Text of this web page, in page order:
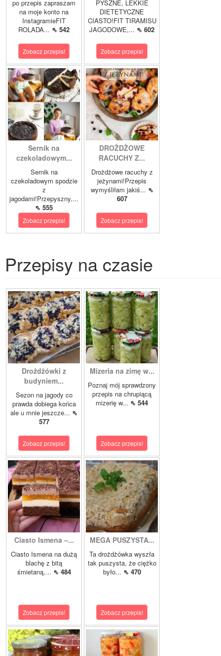
po przepis zapraszam
na moje konto na
InstagramieFIT
ROLADA... ⇖ 542
Zobacz przepis!
PYSZNE, LEKKIE
DIETETYCZNE
CIASTO!FIT TIRAMISU
JAGODOWE,... ⇖ 602
Zobacz przepis!
Sernik na
czekoladowym...
Sernik na
czekoladowym spodzie
z
jagodami!Przepyszny,...
⇖ 555
Zobacz przepis!
DROŻDŻOWE
RACUCHY Z...
Drożdżowe racuchy z
jeżynami!Przepis
wymyśliłam jakiś... ⇖
607
Zobacz przepis!
Przepisy na czasie
Drożdżówki z
budyniem...
Sezon na jagody co
prawda dobiega końca
ale u mnie jeszcze... ⇖
577
Zobacz przepis!
Mizeria na zimę w...
Poznaj mój sprawdzony
przepis na chrupiącą
mizerię w... ⇖ 544
Zobacz przepis!
Ciasto Ismena –...
Ciasto Ismena na dużą
blachę z bitą
śmietaną,... ⇖ 484
Zobacz przepis!
MEGA PUSZYSTA...
Ta drożdżówka wyszła
tak puszysta, że ciężko
było... ⇖ 470
Zobacz przepis!